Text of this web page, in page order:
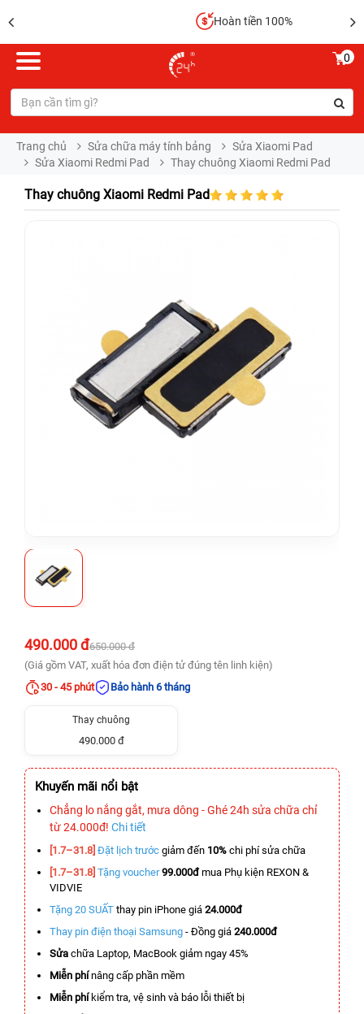
Hoàn tiền 100%
0
Trang chủ Sửa chữa máy tính bảng
Sửa Xiaomi Pad
Sửa Xiaomi Redmi Pad
Thay chuông Xiaomi Redmi Pad
Thay chuông Xiaomi Redmi Pad
490.000 đ650.000 đ
(Giá gồm VAT, xuất hóa đơn điện tử đúng tên linh kiện)
30 - 45 phút
Bảo hành 6 tháng
Thay chuông
490.000 đ
Khuyến mãi nổi bật
Chẳng lo nắng gắt, mưa dông - Ghé 24h sửa chữa chỉ
từ 24.000đ! Chi tiết
[1.7–31.8] Đặt lịch trước giảm đến 10% chi phí sửa chữa
[1.7–31.8] Tặng voucher 99.000đmua Phụ kiện REXON &
VIDVIE
Tặng 20 SUẤT thay pin iPhone giá 24.000đ
Thay pin điện thoại Samsung - Đồng giá 240.000đ
Sửa chữa Laptop, MacBook giảm ngay 45%
Miễn phínâng cấp phần mềm
Miễn phíkiểm tra, vệ sinh và báo lỗi thiết bị